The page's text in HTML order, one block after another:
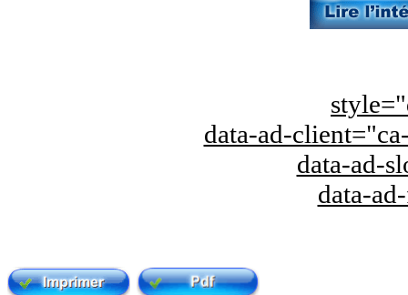
data-ad-
data-ad-
data-